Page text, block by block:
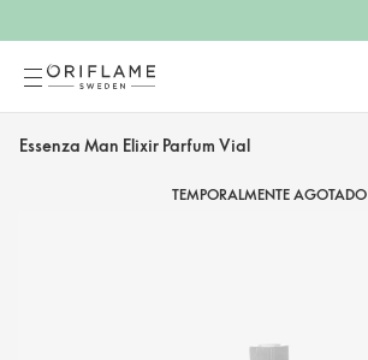
Essenza Man Elixir Parfum Vial
TEMPORALMENTE AGOTADO